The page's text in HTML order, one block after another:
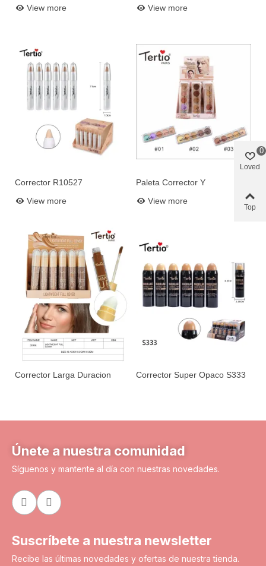
View more
View more
Add to basket
Corrector R10527
View more
Add to basket
Paleta Corrector Y
View more
Corrector Larga Duracion
Corrector Super Opaco S333
Únete a nuestra comunidad
Síguenos y mantente al día con nuestras novedades.
Suscríbete a nuestra newsletter
Recibe las últimas novedades y ofertas de nuestra tienda.
Loved
0
Top